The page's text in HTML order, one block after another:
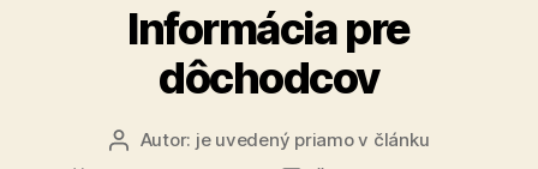
Informácia pre
dôchodcov
AutorAutor: je uvedený priamo v článku